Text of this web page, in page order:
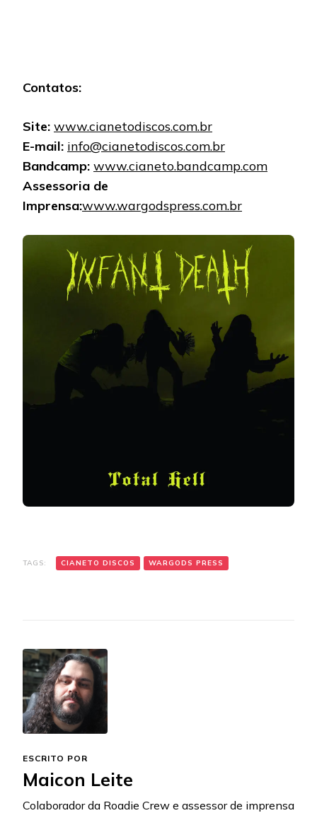
Contatos:
Site: www.cianetodiscos.com.br
E-mail: info@cianetodiscos.com.br
Bandcamp: www.cianeto.bandcamp.com
Assessoria de
Imprensa:www.wargodspress.com.br
TAGS: CIANETO DISCOS WARGODS PRESS
ESCRITO POR
Maicon Leite
Colaborador da Roadie Crew e assessor de imprensa